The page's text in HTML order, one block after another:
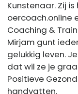
Kunstenaar. Zij
oercoach.online
Coaching &
Mirjam gunt
gelukkig leven.
dat wil ze je
Positieve
handvatten.